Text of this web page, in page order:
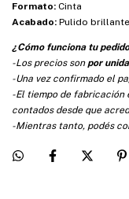
Formato: Cinta
Acabado: Pulido
¿Cómo funciona tu
-Los precios sonpor
-Una vez confirmado el
-El tiempo de fabricación
contados desde que
-Mientras tanto, podés